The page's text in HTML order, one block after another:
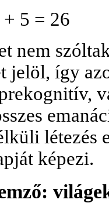
+ 5 = 26
nem
jelöl, így
létezés
képezi.